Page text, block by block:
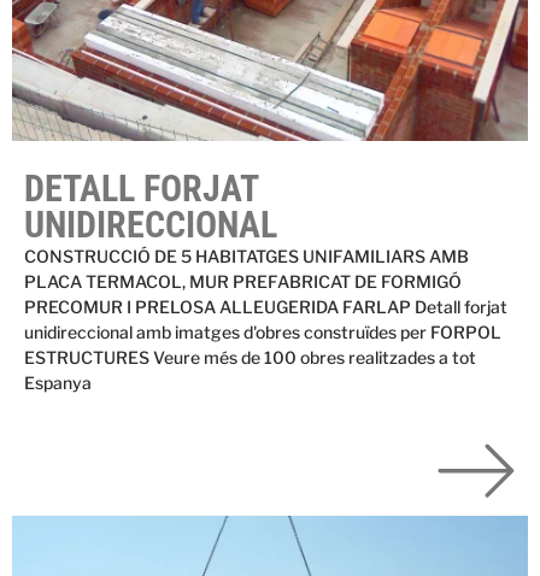
DETALL FORJAT
UNIDIRECCIONAL
CONSTRUCCIÓ DE 5 HABITATGES UNIFAMILIARS AMB
PLACA TERMACOL, MUR PREFABRICAT DE FORMIGÓ
PRECOMUR I PRELOSA ALLEUGERIDA FARLAP Detall forjat
unidireccional amb imatges d'obres construïdes per FORPOL
ESTRUCTURES Veure més de 100 obres realitzades a tot
Espanya